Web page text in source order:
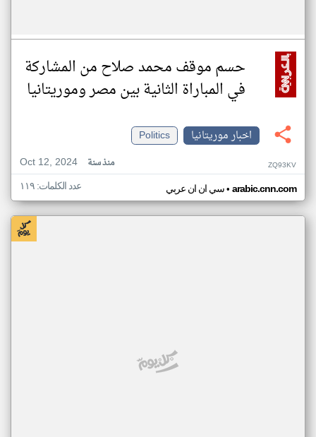
حسم موقف محمد صلاح من المشاركة
في المباراة الثانية بين مصر وموريتانيا
اخبار موريتانيا
Politics
Oct 12, 2024
منذ سنة ZQ93KV
سي ان ان عربي• arabic.cnn.com عدد الكلمات: ١١٩